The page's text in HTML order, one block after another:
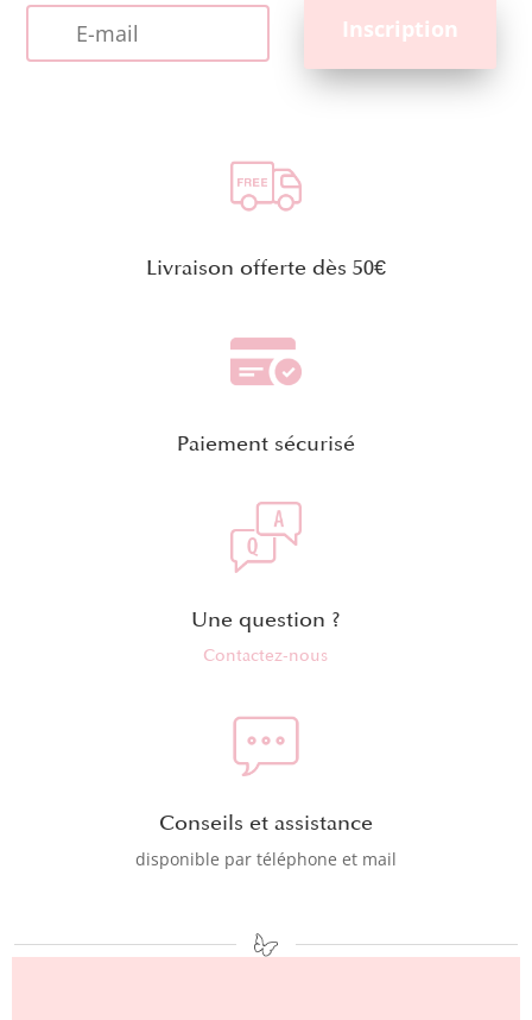
Livraison offerte dès 50€
Paiement sécurisé
Une question ?
Contactez-nous
Conseils et assistance
disponible par téléphone et mail